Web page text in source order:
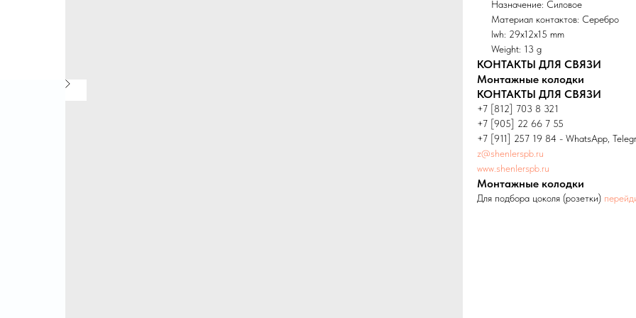
Назначение: Силовое
Материал контактов: Серебро
lwh: 29x12x15 mm
Weight: 13 g
КОНТАКТЫ ДЛЯ СВЯЗИ
Монтажные колодки
КОНТАКТЫ ДЛЯ СВЯЗИ
+7 [812] 703 8 321
+7 [905] 22 66 7 55
+7 [911] 257 19 84 - WhatsApp,
z@shenlerspb.ru
www.shenlerspb.ru
Монтажные колодки
Для подбора цоколя (розетки)